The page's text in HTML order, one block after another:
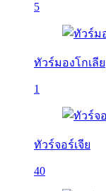
5
ทัวร์มองโกเลีย
1
ทัวร์จอร์เจีย
40